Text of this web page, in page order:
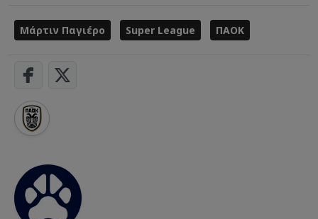
Μάρτιν Παγιέρο Super League ΠΑΟΚ